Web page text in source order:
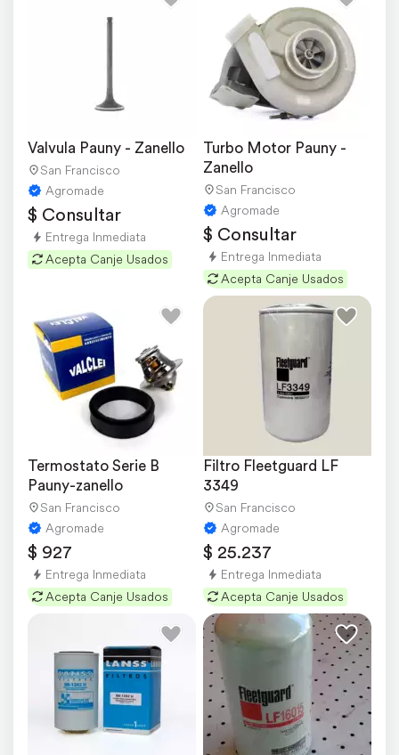
Valvula Pauny - Zanello
San Francisco
Agromade
$ Consultar
Entrega Inmediata
Acepta Canje Usados
Turbo Motor Pauny -
Zanello
San Francisco
Agromade
$ Consultar
Entrega Inmediata
Acepta Canje Usados
Termostato Serie B
Pauny-zanello
San Francisco
Agromade
$ 927
Entrega Inmediata
Acepta Canje Usados
Filtro Fleetguard LF
3349
San Francisco
Agromade
$ 25.237
Entrega Inmediata
Acepta Canje Usados